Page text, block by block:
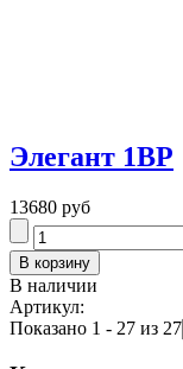
Элегант 1BP
13680 руб
В наличии
Артикул:
Показано 1 - 27 из 27